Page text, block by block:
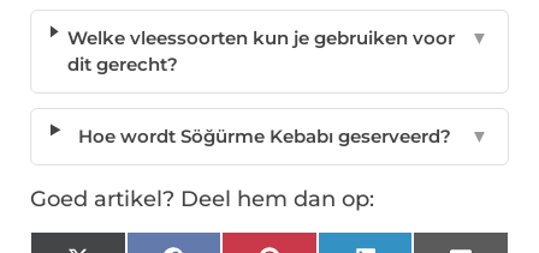
Welke vleessoorten kun je gebruiken voor
dit gerecht?
▼
Hoe wordt Söğürme Kebabı geserveerd? ▼
Goed artikel? Deel hem dan op: